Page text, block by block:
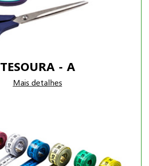
TESOURA - A
Mais detalhes